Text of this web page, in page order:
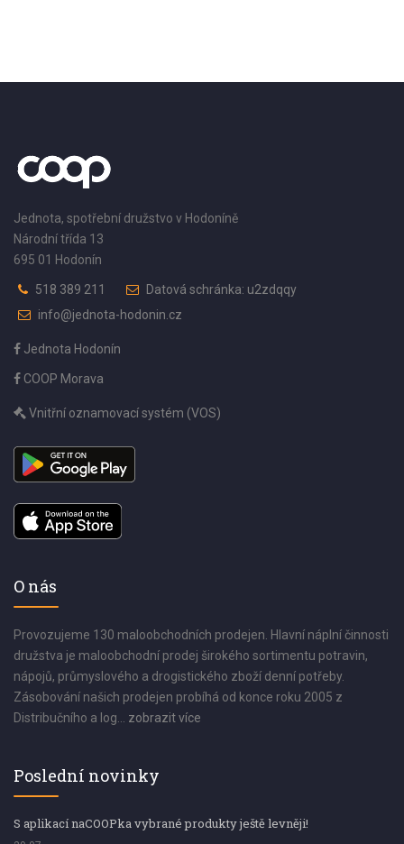
Jednota, spotřební družstvo v Hodoníně
Národní třída 13
695 01 Hodonín
518 389 211
Datová schránka: u2zdqqy
info@jednota-hodonin.cz
Jednota Hodonín
COOP Morava
Vnitřní oznamovací systém (VOS)
O nás
Provozujeme 130 maloobchodních prodejen. Hlavní náplní činnosti
družstva je maloobchodní prodej širokého sortimentu potravin,
nápojů, průmyslového a drogistického zboží denní potřeby.
Zásobování našich prodejen probíhá od konce roku 2005 z
Distribučního a log... zobrazit více
Poslední novinky
S aplikací naCOOPka vybrané produkty ještě levněji!